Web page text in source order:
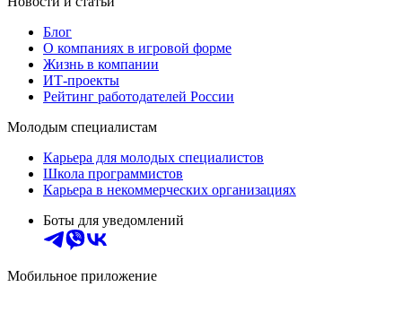
Блог
О компаниях в игровой форме
Жизнь в компании
ИТ-проекты
Рейтинг работодателей России
Молодым специалистам
Карьера для молодых специалистов
Школа программистов
Карьера в некоммерческих организациях
Боты для уведомлений
Мобильное приложение